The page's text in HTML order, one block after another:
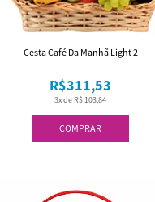
COMPRAR
3x de R$ 103,84
R$311,53
Cesta Café Da Manhã Light 2